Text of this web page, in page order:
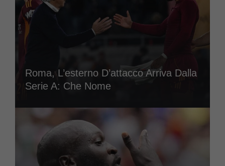
Roma, L’esterno D’attacco Arriva Dalla
Serie A: Che Nome